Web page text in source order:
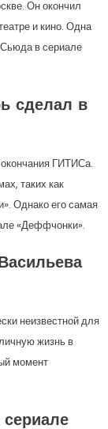
Он окончил
и кино. Одна
в сериале
сделал в
ГИТИСа.
таких как
Однако его самая
«Деффчонки».
неизвестной для
жизнь в
момент